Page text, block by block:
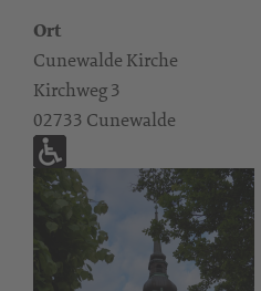
Ort
Cunewalde Kirche
Kirchweg 3
02733 Cunewalde